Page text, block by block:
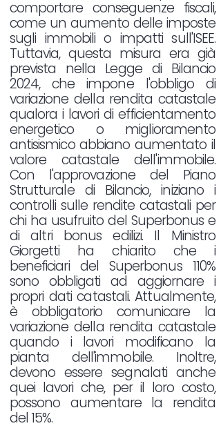
comportare conseguenze fiscali,
come un aumento delle imposte
sugli immobili o impatti sull'ISEE.
Tuttavia, questa misura era già
prevista nella Legge di Bilancio
2024, che impone l'obbligo di
variazione della rendita catastale
qualora i lavori di efficientamento
energetico o miglioramento
antisismico abbiano aumentato il
valore catastale dell'immobile.
Con l'approvazione del Piano
Strutturale di Bilancio, iniziano i
controlli sulle rendite catastali per
chi ha usufruito del Superbonus e
di altri bonus edilizi. Il Ministro
Giorgetti ha chiarito che i
beneficiari del Superbonus 110%
sono obbligati ad aggiornare i
propri dati catastali. Attualmente,
è obbligatorio comunicare la
variazione della rendita catastale
quando i lavori modificano la
pianta dell'immobile. Inoltre,
devono essere segnalati anche
quei lavori che, per il loro costo,
possono aumentare la rendita
del 15%.